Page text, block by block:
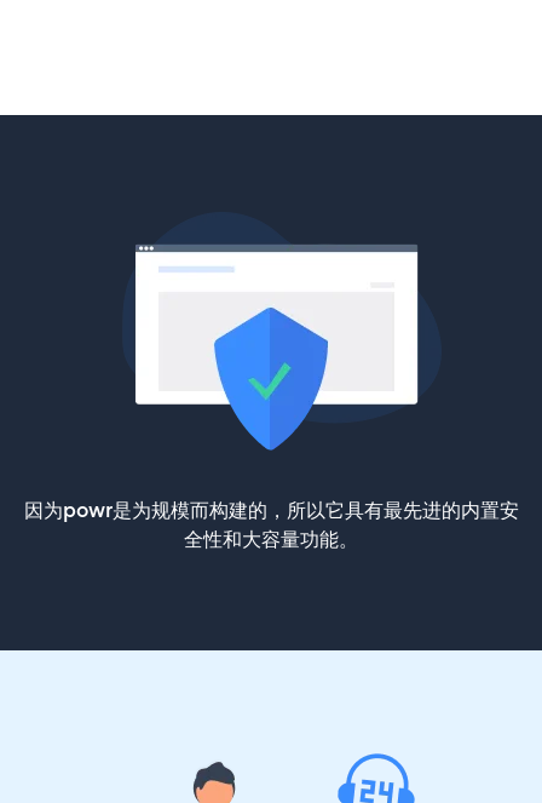
因为powr是为规模而构建的，所以它具有最先进的内置安
全性和大容量功能。